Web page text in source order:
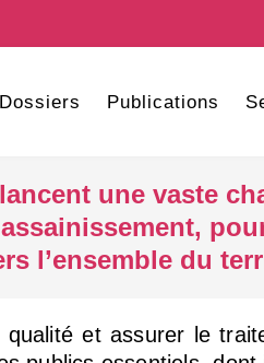
Dossiers Publications
une vaste
l’ensemble du
qualité et assurer le